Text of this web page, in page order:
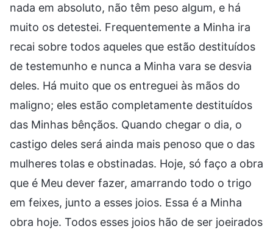
nada em absoluto, não têm peso algum, e há
muito os detestei. Frequentemente a Minha ira
recai sobre todos aqueles que estão destituídos
de testemunho e nunca a Minha vara se desvia
deles. Há muito que os entreguei às mãos do
maligno; eles estão completamente destituídos
das Minhas bênçãos. Quando chegar o dia, o
castigo deles será ainda mais penoso que o das
mulheres tolas e obstinadas. Hoje, só faço a obra
que é Meu dever fazer, amarrando todo o trigo
em feixes, junto a esses joios. Essa é a Minha
obra hoje. Todos esses joios hão de ser joeirados